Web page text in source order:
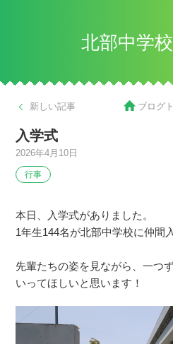
北部中学
新しい記事 ブログ
入学式
2026年4月10日
行事
本日、入学式がありました。
1年生144名が北部中学校に仲間
先輩たちの姿を見ながら、一つ
いってほしいと思います！